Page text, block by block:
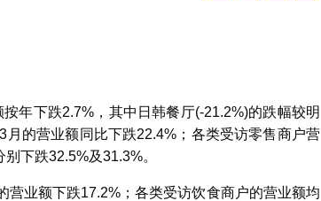
年下跌2.7%，其中日韩餐厅(-21.2%)的跌幅较明
的营业额同比下跌22.4%；各类受访零售商户营
下跌32.5%及31.3%。
业额下跌17.2%；各类受访饮食商户的营业额均